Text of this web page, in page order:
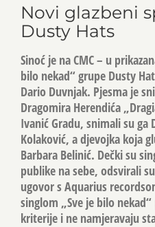
Novi glazbeni
Dusty Hats
Sinoć je na CMC – u
bilo nekad“grupe Dusty
Dario Duvnjak. Pjesma je
Dragomira Herendića
Ivanić Gradu, snimali su ga
Kolaković, a djevojka koja
Barbara Belinić. Dečki su
publike na sebe, odsvirali
ugovor s Aquarius
singlom „Sve je bilo
kriterije i ne namjeravaju